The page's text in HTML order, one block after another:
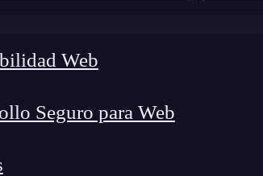
Web
Seguro para Web